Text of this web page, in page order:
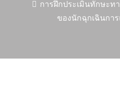
การฝึกประเมินทักษะ
ของนักฉุกเฉินกา